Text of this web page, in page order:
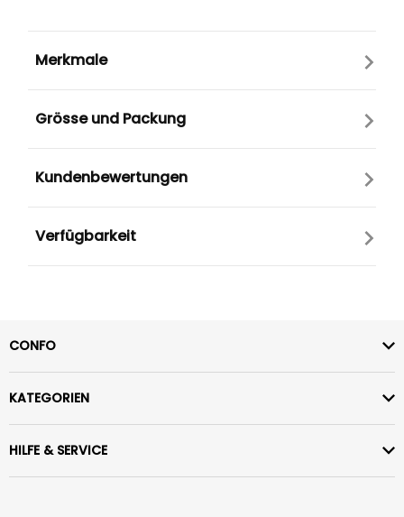
Merkmale
Grösse und Packung
Kundenbewertungen
Verfügbarkeit
CONFO
KATEGORIEN
HILFE & SERVICE